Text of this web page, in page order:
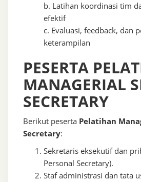
b. Latihan koordinasi tim
efektif
c. Evaluasi, feedback, dan
keterampilan
PESERTA
MANAGERIAL
SECRETARY
Berikut peserta Pelatihan
Secretary:
Sekretaris eksekutif dan
Personal Secretary).
Staf administrasi dan tata